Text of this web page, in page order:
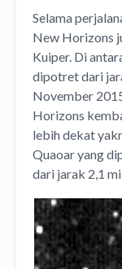
Selama
New Horizons
Kuiper. Di
dipotret dari
November
Horizons
lebih dekat
Quaoar yang
dari jarak 2,1